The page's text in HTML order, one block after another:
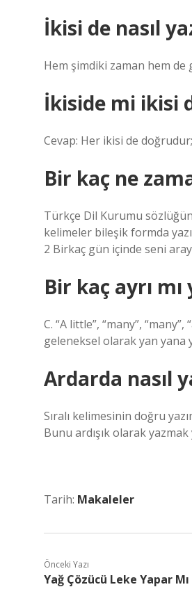
İkisi de nasıl
Hem şimdiki zaman hem de
İkiside mi ikisi
Cevap: Her ikisi de
Bir kaç ne
Türkçe Dil Kurumu
kelimeler bileşik formda
2 Birkaç gün içinde seni
Bir kaç ayrı mı
C. “A little”, “many”,
geleneksel olarak yan yana
Ardarda nasıl
Sıralı kelimesinin doğru
Bunu ardışık olarak yazmak
Tarih: Makaleler
Önceki Yazı
Yağ Çözücü Leke Yapar Mı